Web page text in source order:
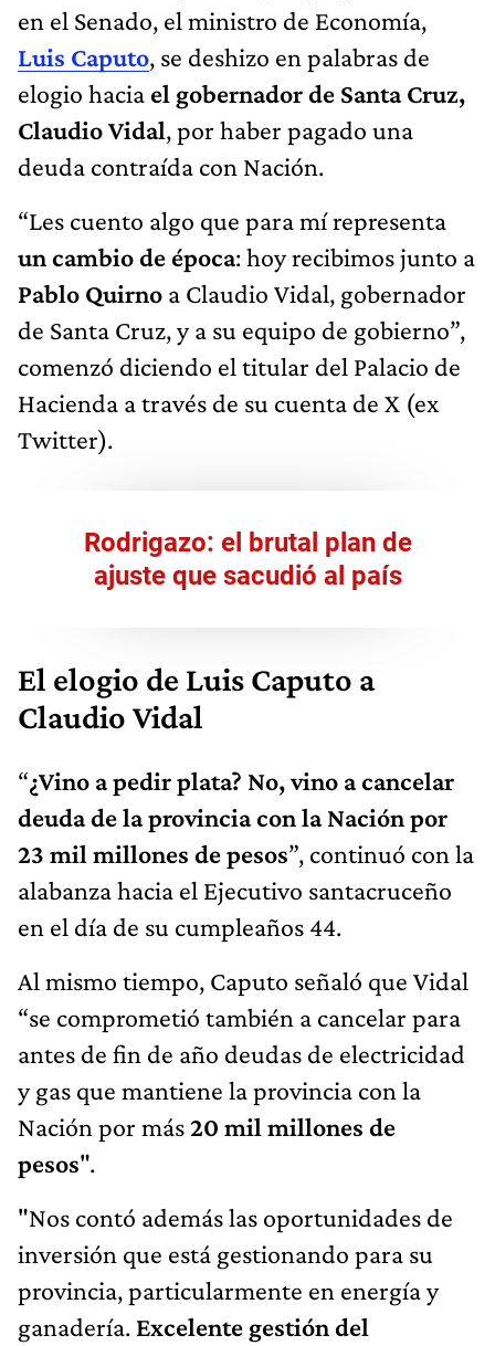
en el Senado, el ministro de Economía,
Luis Caputo, se deshizo en palabras de
elogio hacia el gobernador de Santa Cruz,
Claudio Vidal, por haber pagado una
deuda contraída con Nación.
“Les cuento algo que para mí representa
un cambio de época: hoy recibimos junto a
Pablo Quirno a Claudio Vidal, gobernador
de Santa Cruz, y a su equipo de gobierno”,
comenzó diciendo el titular del Palacio de
Hacienda a través de su cuenta de X (ex
Twitter).
Rodrigazo: el brutal plan de
ajuste que sacudió al país
El elogio de Luis Caputo a
Claudio Vidal
“¿Vino a pedir plata? No, vino a cancelar
deuda de la provincia con la Nación por
23 mil millones de pesos”, continuó con la
alabanza hacia el Ejecutivo santacruceño
en el día de su cumpleaños 44.
Al mismo tiempo, Caputo señaló que Vidal
“se comprometió también a cancelar para
antes de fin de año deudas de electricidad
y gas que mantiene la provincia con la
Nación por más20 mil millones de
pesos".
"Nos contó además las oportunidades de
inversión que está gestionando para su
provincia, particularmente en energía y
ganadería. Excelente gestión del